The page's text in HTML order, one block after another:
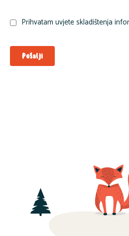
Prihvatam uvjete skladištenja
Pošalji